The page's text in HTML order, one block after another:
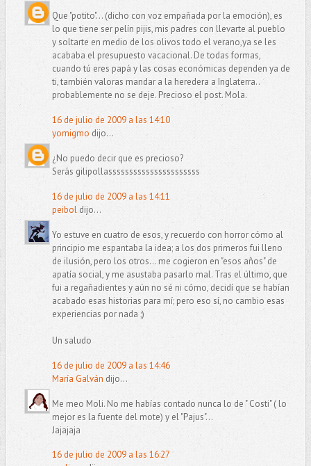
Que "potito"... (dicho con voz empañada por la emoción), es
lo que tiene ser pelín pijis, mis padres con llevarte al pueblo
y soltarte en medio de los olivos todo el verano,ya se les
acababa el presupuesto vacacional. De todas formas,
cuando tú eres papá y las cosas económicas dependen ya de
ti, también valoras mandar a la heredera a Inglaterra..
probablemente no se deje. Precioso el post. Mola.
16 de julio de 2009 a las 14:10
yomigmo dijo...
¿No puedo decir que es precioso?
Serás gilipollassssssssssssssssssssss
16 de julio de 2009 a las 14:11
peiboldijo...
Yo estuve en cuatro de esos, y recuerdo con horror cómo al
principio me espantaba la idea; a los dos primeros fui lleno
de ilusión, pero los otros... me cogieron en "esos años" de
apatía social, y me asustaba pasarlo mal. Tras el último, que
fui a regañadientes y aún no sé ni cómo, decidí que se habían
acabado esas historias para mí; pero eso sí, no cambio esas
experiencias por nada ;)
Un saludo
16 de julio de 2009 a las 14:46
María Galván dijo...
Me meo Moli. No me habías contado nunca lo de " Costi" ( lo
mejor es la fuente del mote) y el "Pajus"...
Jajajaja
16 de julio de 2009 a las 16:27